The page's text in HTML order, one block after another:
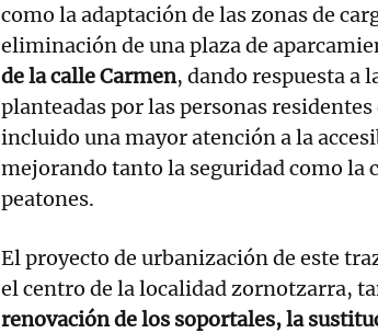
como la adaptación de las zonas de
eliminación de una plaza de
de la calle Carmen, dando respuesta a
planteadas por las personas residentes
incluido una mayor atención a la
mejorando tanto la seguridad como la
peatones.
El proyecto de urbanización de este
el centro de la localidad zornotzarra,
renovación de los soportales, la